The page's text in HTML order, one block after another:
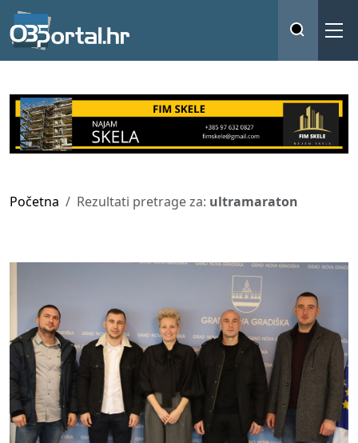
Početna Rezultati pretrage za: ultramaraton